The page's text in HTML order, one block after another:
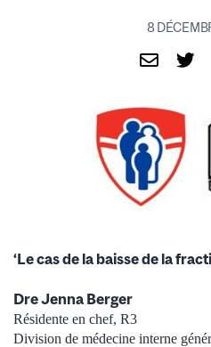
8
‘Le cas de la baisse de la
Dre Jenna Berger
Résidente en chef, R3
Division de médecine interne